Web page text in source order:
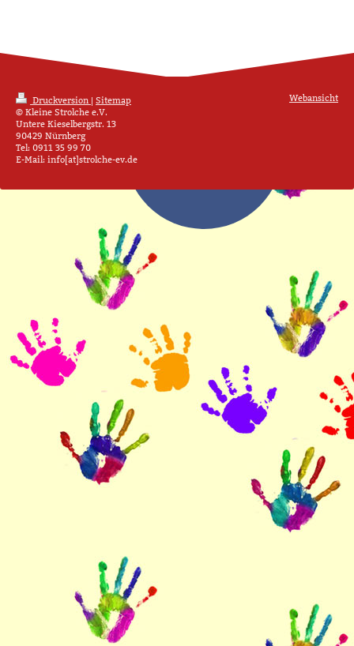
Druckversion | Sitemap
© Kleine Strolche e.V.
Untere Kieselbergstr. 13
90429 Nürnberg
Tel: 0911 35 99 70
E-Mail: info[at]strolche-ev.de
Webansicht